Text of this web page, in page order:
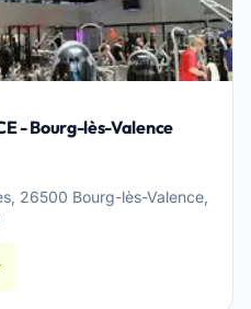
- Bourg-lès-Valence
26500 Bourg-lès-Valence,